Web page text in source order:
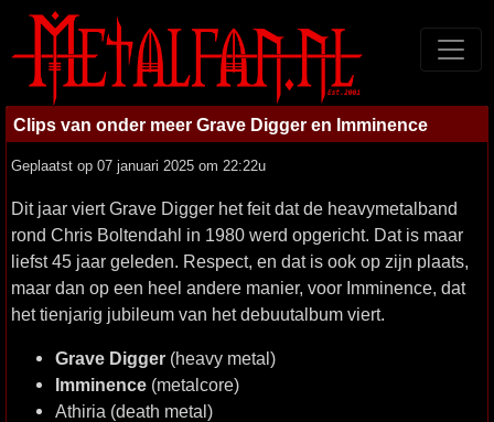
Clips van onder meer Grave Digger en Imminence
Geplaatst op 07 januari 2025 om 22:22u
Dit jaar viert Grave Digger het feit dat de heavymetalband
rond Chris Boltendahl in 1980 werd opgericht. Dat is maar
liefst 45 jaar geleden. Respect, en dat is ook op zijn plaats,
maar dan op een heel andere manier, voor Imminence, dat
het tienjarig jubileum van het debuutalbum viert.
Grave Digger (heavy metal)
Imminence (metalcore)
Athiria (death metal)